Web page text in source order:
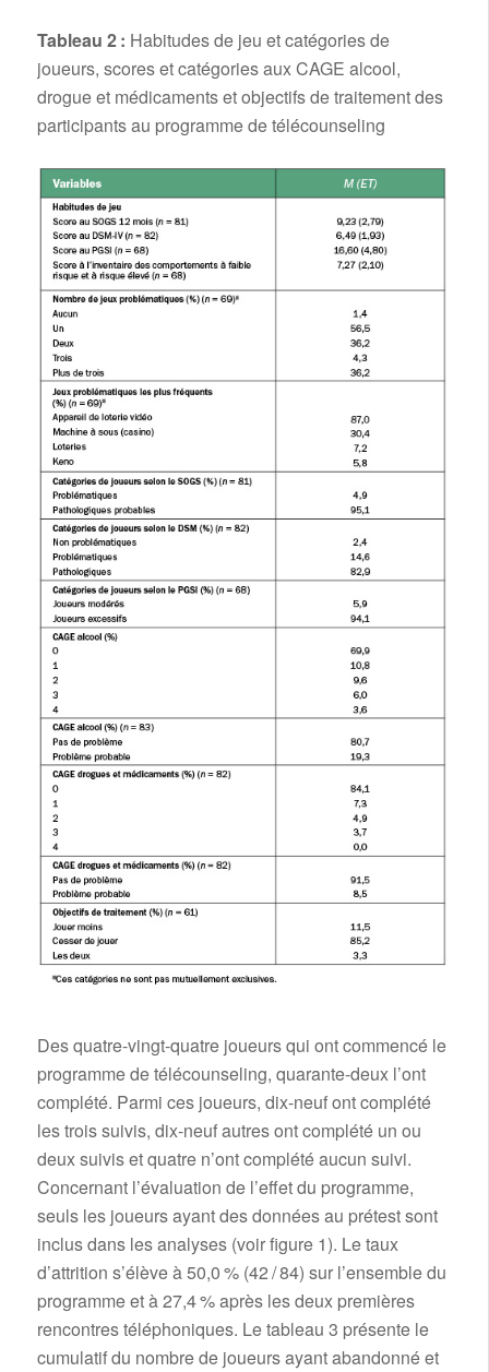
Tableau 2 : Habitudes de jeu et catégories de
joueurs, scores et catégories aux CAGE alcool,
drogue et médicaments et objectifs de traitement des
participants au programme de télécounseling
Des quatre-vingt-quatre joueurs qui ont commencé le
programme de télécounseling, quarante-deux l’ont
complété. Parmi ces joueurs, dix-neuf ont complété
les trois suivis, dix-neuf autres ont complété un ou
deux suivis et quatre n’ont complété aucun suivi.
Concernant l’évaluation de l’effet du programme,
seuls les joueurs ayant des données au prétest sont
inclus dans les analyses (voir figure 1). Le taux
d’attrition s’élève à 50,0 % (42 / 84) sur l’ensemble du
programme et à 27,4 % après les deux premières
rencontres téléphoniques. Le tableau 3 présente le
cumulatif du nombre de joueurs ayant abandonné et